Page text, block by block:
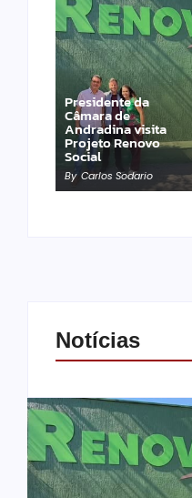
Presidente da
Câmara de
Andradina visita
Projeto Renovo
Social
By Carlos Sodario
Notícias